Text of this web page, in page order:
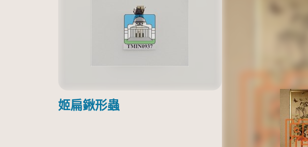
姬扁鍬形蟲